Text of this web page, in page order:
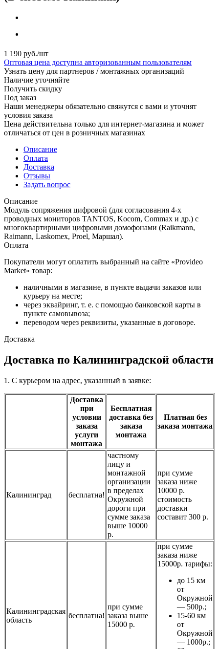
1 190 руб./шт
Оптовая цена доступна авторизованным пользователям
Узнать цену для партнеров / монтажных организаций
Наличие уточняйте
Получить скидку
Под заказ
Наши менеджеры обязательно свяжутся с вами и уточнят
условия заказа
Цена действительна только для интернет-магазина и может
отличаться от цен в розничных магазинах
Описание
Оплата
Доставка
Отзывы
Задать вопрос
Описание
Модуль сопряжения цифровой (для согласования 4-х
проводных мониторов TANTOS, Kocom, Commax и др.) с
многоквартирными цифровыми домофонами (Raikmann,
Raimann, Laskomex, Proel, Маршал).
Оплата
Покупатели могут оплатить выбранный на сайте «Provideo
Market» товар:
наличными в магазине, в пункте выдачи заказов или
курьеру на месте;
через эквайринг, т. е. с помощью банковской карты в
пункте самовывоза;
переводом через реквизиты, указанные в договоре.
Доставка
Доставка по Калининградской области
1. С курьером на адрес, указанный в заявке:
Доставка
при
условии
заказа
услуги
монтажа
Бесплатная
доставка без
заказа
монтажа
Платная без
заказа монтажа
Калининград бесплатна!
частному
лицу и
монтажной
организации
в пределах
Окружной
дороги при
сумме заказа
выше 10000
р.
при сумме
заказа ниже
10000 р.
стоимость
доставки
составит 300 р.
Калининградская
область
бесплатна!
при сумме
заказа выше
15000 р.
при сумме
заказа ниже
15000р. тарифы:
до 15 км
от
Окружной
— 500р.;
15-60 км
от
Окружной
— 1000р.;